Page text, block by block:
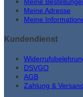
Meine
Meine Adresse
Meine
Kundendienst
DSVGO
AGB
Zahlung & Versand